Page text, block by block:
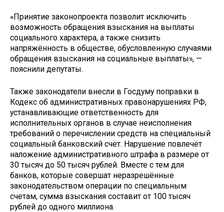
«Принятие законопроекта позволит исключить
возможность обращения взыскания на выплаты
социального характера, а также снизить
напряжённость в обществе, обусловленную случаями
обращения взыскания на социальные выплаты», —
пояснили депутаты.
Также законодатели внесли в Госдуму поправки в
Кодекс об административных правонарушениях РФ,
устанавливающие ответственность для
исполнительных органов в случае неисполнения
требований о перечислении средств на специальный
социальный банковский счёт. Нарушение повлечёт
наложение административного штрафа в размере от
30 тысяч до 50 тысяч рублей. Вместе с тем для
банков, которые совершат неразрешённые
законодательством операции по специальным
счетам, сумма взыскания составит от 100 тысяч
рублей до одного миллиона.